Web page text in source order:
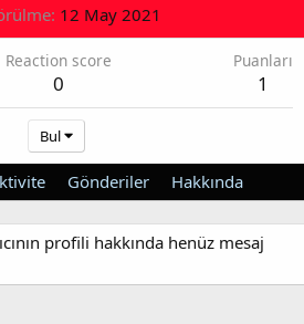
12 May 2021
Reaction score
0
Puanları
1
Bul
Gönderiler Hakkında
profili hakkında henüz mesaj